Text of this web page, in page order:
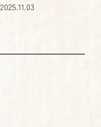
2025.11.03